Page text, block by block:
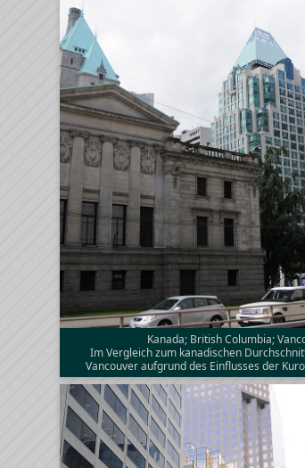
Kanada; British Columbia;
Im Vergleich zum kanadischen
Vancouver aufgrund des Einflusses der